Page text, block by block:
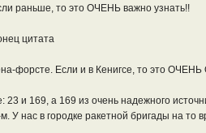
раньше, то это ОЧЕНЬ важно узнать!!
цитата
форсте. Если и в Кенигсе, то это
и 169, а 169 из очень надежного
У нас в городке ракетной бригады на